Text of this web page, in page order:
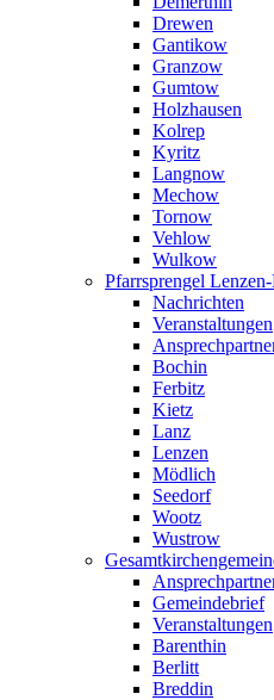
Drewen
Gantikow
Granzow
Gumtow
Holzhausen
Kolrep
Kyritz
Langnow
Mechow
Tornow
Vehlow
Wulkow
Pfarrsprengel
Nachrichten
Veranstaltungen
Bochin
Ferbitz
Kietz
Lanz
Lenzen
Mödlich
Seedorf
Wootz
Wustrow
Gemeindebrief
Veranstaltungen
Barenthin
Berlitt
Breddin